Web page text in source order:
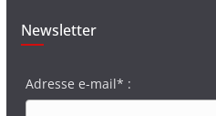
Newsletter
Adresse e-mail* :